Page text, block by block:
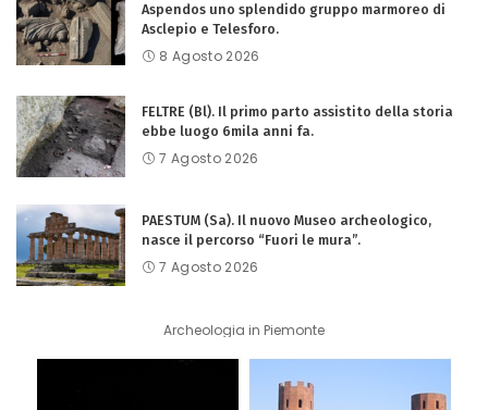
Aspendos uno splendido gruppo marmoreo di
Asclepio e Telesforo.
8 Agosto 2026
FELTRE (Bl). Il primo parto assistito della storia
ebbe luogo 6mila anni fa.
7 Agosto 2026
PAESTUM (Sa). Il nuovo Museo archeologico,
nasce il percorso “Fuori le mura”.
7 Agosto 2026
Archeologia in Piemonte